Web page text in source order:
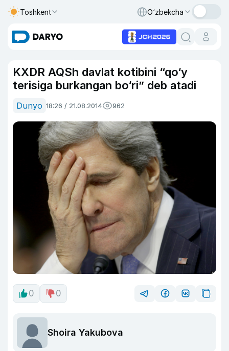
Toshkent O‘zbekcha
KXDR AQSh davlat kotibini “qo‘y
terisiga burkangan bo‘ri” deb atadi
Dunyo 18:26 / 21.08.2014 962
0 0
Shoira Yakubova